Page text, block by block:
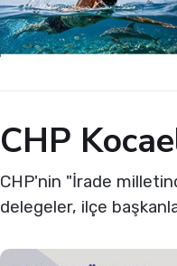
CHP
CHP'nin "İrade
delegeler, ilçe